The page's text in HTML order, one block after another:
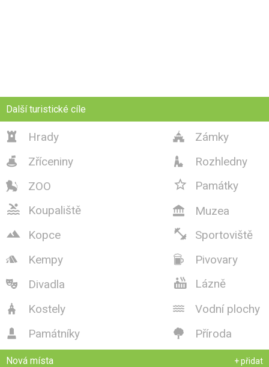
Další turistické cíle
 Hrady  Zámky
 Zříceniny  Rozhledny
 ZOO  Památky
 Koupaliště  Muzea
 Kopce  Sportoviště
 Kempy  Pivovary
 Divadla  Lázně
 Kostely  Vodní plochy
 Památníky  Příroda
Nová místa + přidat